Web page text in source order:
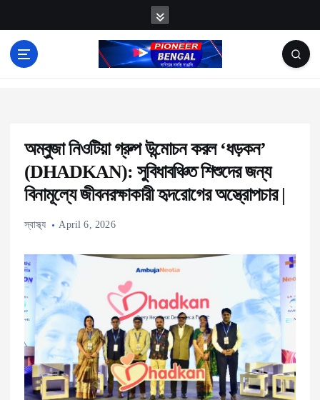
k
অম্বুজা নিওটিয়া গ্রুপ উন্মোচন করল ‘ধড়কন’
(DHADKAN): সুবিধাবঞ্চিত শিশুদের জন্য
বিনামূল্যে জীবনরক্ষাকারী হৃদরোগের অস্ত্রোপচার |
স্বাস্থ্য April 6, 2026